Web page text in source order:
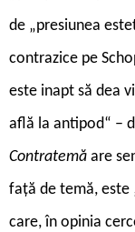
de „presiunea
contrazice pe
este inapt să dea
află la antipod“ –
Contratemă are
față de temă, este
care, în opinia